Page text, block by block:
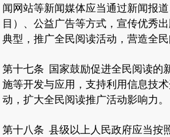
闻网站等新闻媒体应当通过新闻报
目）、公益广告等方式，宣传优秀
典型，推广全民阅读活动，营造全民
第十七条
国家鼓励促进全民阅读的
施等开发与应用，支持利用信息技
动，扩大全民阅读推广活动影响力。
第十八条 县级以上人民政府应当按